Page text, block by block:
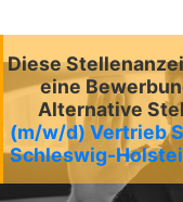
Diese
eine
Alternative
(m/w/d) Vertrieb
Schleswig-